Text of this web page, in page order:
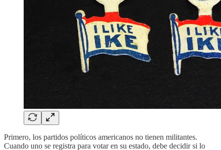
Primero, los partidos políticos americanos no tienen militantes.
Cuando uno se registra para votar en su estado, debe decidir si lo